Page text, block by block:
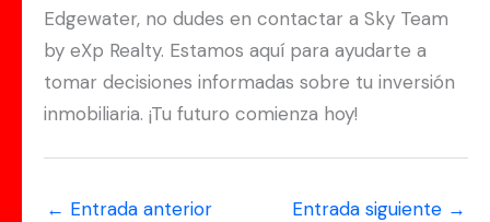
Edgewater, no dudes en contactar a Sky Team
by eXp Realty. Estamos aquí para ayudarte a
tomar decisiones informadas sobre tu inversión
inmobiliaria. ¡Tu futuro comienza hoy!
← Entrada anterior Entrada siguiente →